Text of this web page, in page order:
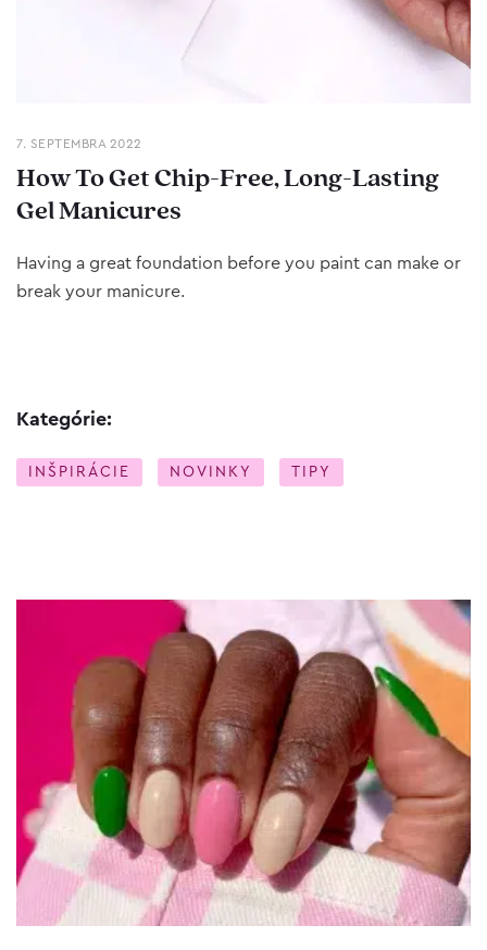
7. SEPTEMBRA 2022
How To Get Chip-Free, Long-Lasting
Gel Manicures
Having a great foundation before you paint can make or
break your manicure.
Kategórie:
INŠPIRÁCIE NOVINKY TIPY